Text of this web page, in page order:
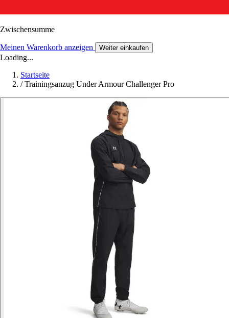
Zwischensumme
Meinen Warenkorb anzeigen Weiter einkaufen
Loading...
Startseite
/ Trainingsanzug Under Armour Challenger Pro